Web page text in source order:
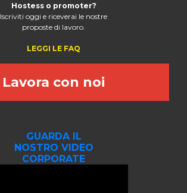
Hostess o promoter?
Iscriviti oggi e riceverai le nostre
proposte di lavoro.
LEGGI LE FAQ
Lavora con noi
GUARDA IL
NOSTRO VIDEO
CORPORATE